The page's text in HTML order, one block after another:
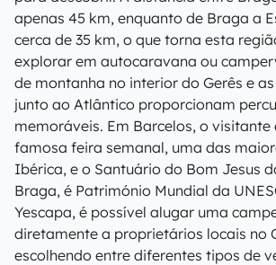
apenas 45 km, enquanto de Braga a
cerca de 35 km, o que torna esta
explorar em autocaravana ou
de montanha no interior do Gerês e
junto ao Atlântico proporcionam
memoráveis. Em Barcelos, o visitante
famosa feira semanal, uma das
Ibérica, e o Santuário do Bom Jesus
Braga, é Património Mundial da
Yescapa, é possível alugar uma
diretamente a proprietários locais no
escolhendo entre diferentes tipos de